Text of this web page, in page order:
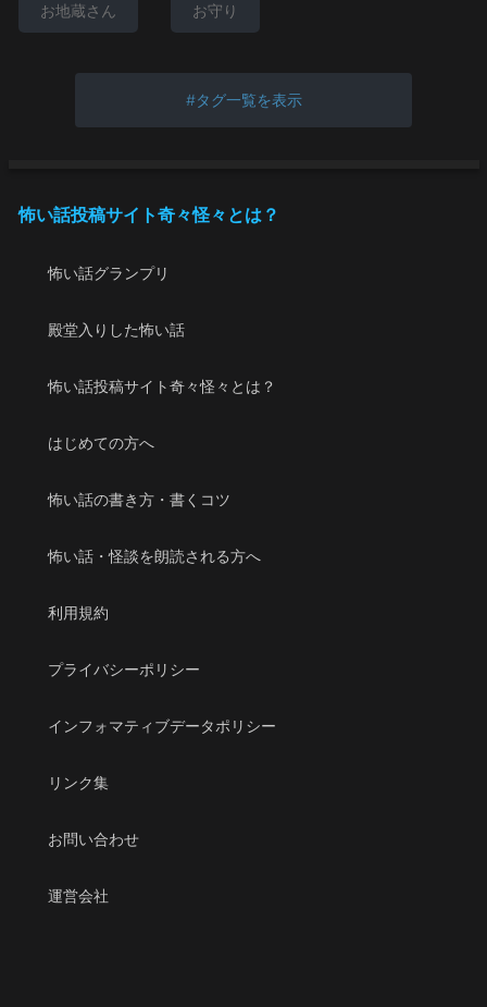
お地蔵さん お守り
タグ一覧を表示
怖い話投稿サイト奇々怪々とは？
怖い話グランプリ
殿堂入りした怖い話
怖い話投稿サイト奇々怪々とは？
はじめての方へ
怖い話の書き方・書くコツ
怖い話・怪談を朗読される方へ
利用規約
プライバシーポリシー
インフォマティブデータポリシー
リンク集
お問い合わせ
運営会社